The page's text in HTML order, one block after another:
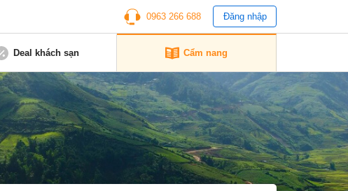
0963 266 688 Đăng nhập
Deal khách sạn Cẩm nang